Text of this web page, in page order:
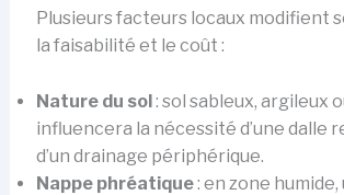
Plusieurs facteurs locaux modifient
la faisabilité et le coût :
Nature du sol: sol sableux, argileux
influencera la nécessité d’une dalle
d’un drainage périphérique.
Nappe phréatique: en zone humide,